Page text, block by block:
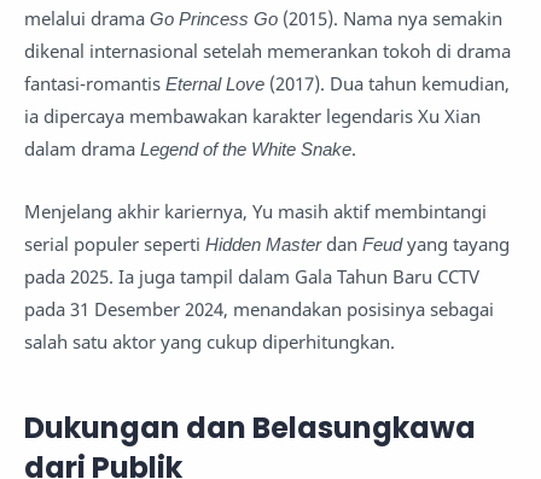
melalui drama Go Princess Go (2015). Nama nya semakin
dikenal internasional setelah memerankan tokoh di drama
fantasi-romantis Eternal Love (2017). Dua tahun kemudian,
ia dipercaya membawakan karakter legendaris Xu Xian
dalam drama Legend of the White Snake.
Menjelang akhir kariernya, Yu masih aktif membintangi
serial populer seperti Hidden Masterdan Feudyang tayang
pada 2025. Ia juga tampil dalam Gala Tahun Baru CCTV
pada 31 Desember 2024, menandakan posisinya sebagai
salah satu aktor yang cukup diperhitungkan.
Dukungan dan Belasungkawa
dari Publik